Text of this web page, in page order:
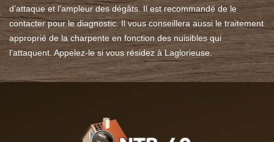
d’attaque et l’ampleur des dégâts. Il est recommandé de le
contacter pour le diagnostic. Il vous conseillera aussi le traitement
approprié de la charpente en fonction des nuisibles qui
l’attaquent. Appelez-le si vous résidez à Laglorieuse.